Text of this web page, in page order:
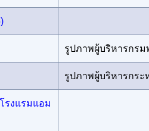
รูปภาพผู้บริหารกร
รูปภาพผู้บริหารกระ
รงแรมแอม